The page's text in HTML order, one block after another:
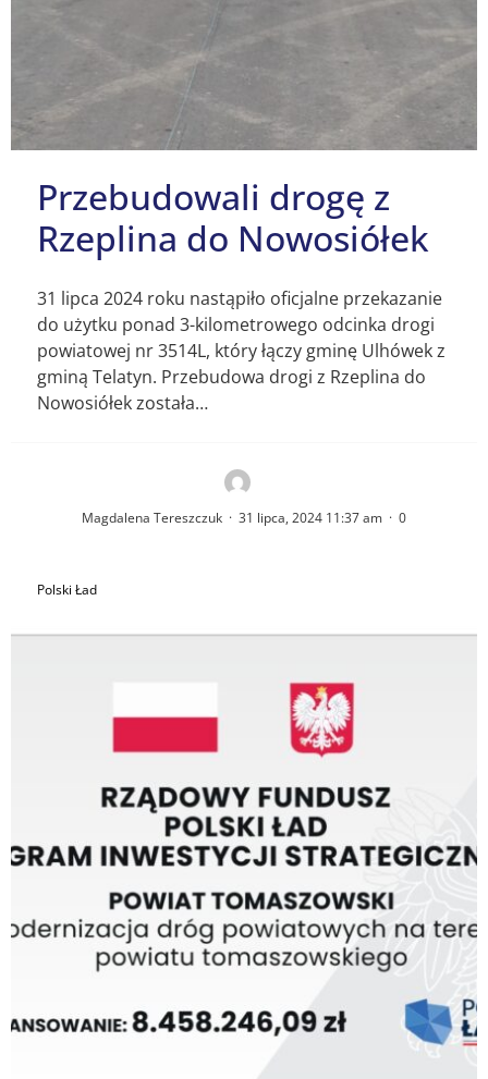
Przebudowali drogę z
Rzeplina do Nowosiółek
31 lipca 2024 roku nastąpiło oficjalne przekazanie
do użytku ponad 3-kilometrowego odcinka drogi
powiatowej nr 3514L, który łączy gminę Ulhówek z
gminą Telatyn. Przebudowa drogi z Rzeplina do
Nowosiółek została…
Magdalena Tereszczuk · 31 lipca, 2024 11:37 am · 0
Polski Ład